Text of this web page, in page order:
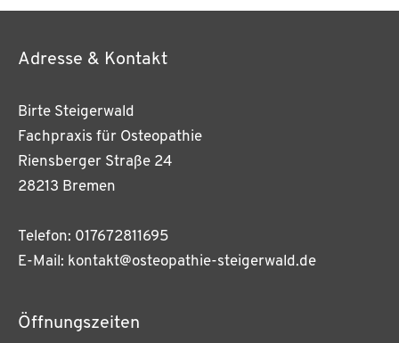
Adresse & Kontakt
Birte Steigerwald
Fachpraxis für Osteopathie
Riensberger Straße 24
28213 Bremen
Telefon: 017672811695
E-Mail: kontakt@osteopathie-steigerwald.de
Öffnungszeiten